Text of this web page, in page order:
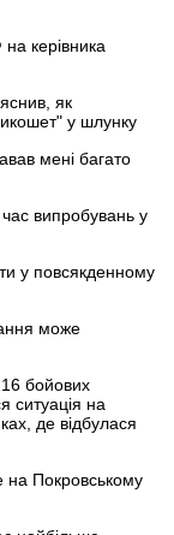
керівника
як
у шлунку
мені багато
випробувань у
у повсякденному
може
бойових
ситуація на
де відбулася
на Покровському